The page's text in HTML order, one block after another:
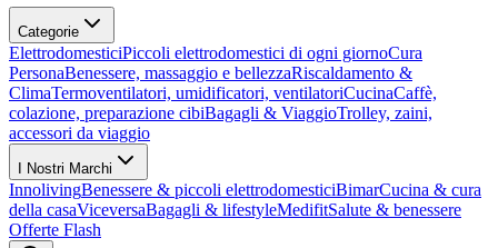
Categorie
ElettrodomesticiPiccoli elettrodomestici di ogni giornoCura
PersonaBenessere, massaggio e bellezzaRiscaldamento &
ClimaTermoventilatori, umidificatori, ventilatoriCucinaCaffè,
colazione, preparazione cibiBagagli & ViaggioTrolley, zaini,
accessori da viaggio
I Nostri Marchi
InnolivingBenessere & piccoli elettrodomesticiBimarCucina & cura
della casaViceversaBagagli & lifestyleMedifitSalute & benessere
Offerte Flash